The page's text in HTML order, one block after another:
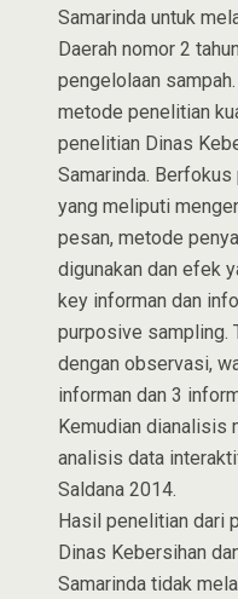
Samarinda untuk
Daerah nomor 2
pengelolaan
metode penelitian
penelitian Dinas
Samarinda.
yang meliputi
pesan, metode
digunakan dan efek
key informan dan
purposive sampling.
dengan observasi,
informan dan 3
Kemudian dianalisis
analisis data
Saldana 2014.
Hasil penelitian dari
Dinas Kebersihan
Samarinda tidak